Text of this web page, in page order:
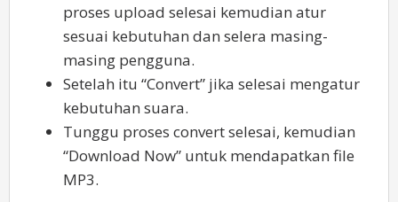
proses upload selesai kemudian atur
sesuai kebutuhan dan selera masing-
masing pengguna.
Setelah itu “Convert” jika selesai mengatur
kebutuhan suara.
Tunggu proses convert selesai, kemudian
“Download Now” untuk mendapatkan file
MP3.